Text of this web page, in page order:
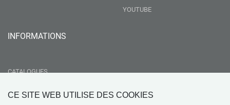
CE SITE WEB UTILISE DES COOKIES
YOUTUBE
INFORMATIONS
CATALOGUES
RSE